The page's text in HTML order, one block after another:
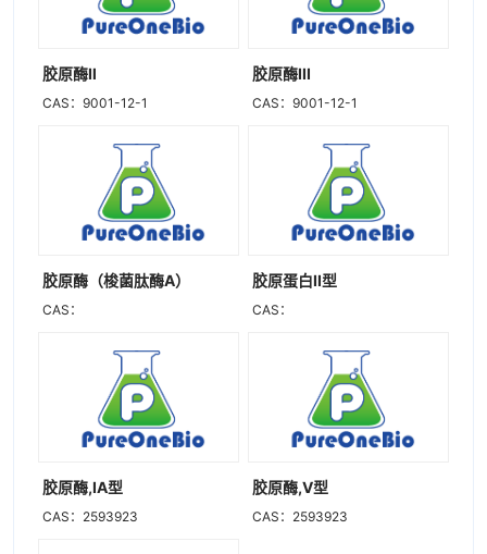
胶原酶Ⅱ
CAS：9001-12-1
胶原酶III
CAS：9001-12-1
胶原酶（梭菌肽酶A）
CAS：
胶原蛋白II型
CAS：
胶原酶,IA型
CAS：2593923
胶原酶,V型
CAS：2593923